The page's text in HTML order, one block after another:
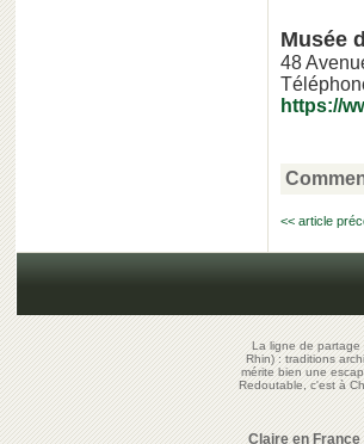
Musée
48
https://
<< article
La ligne de partage
Rhin) : traditions
mérite bien une
Redoutable, c'est à
Claire en France